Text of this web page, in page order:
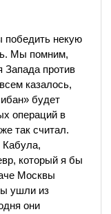
некую
Мы помним,
Запада против
казалось,
будет
операций в
так считал.
Кабула,
который я бы
Москвы
ушли из
они